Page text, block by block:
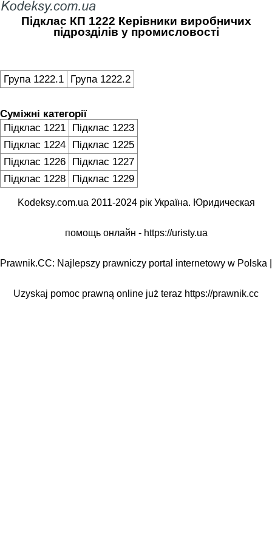
Підклас КП 1222 Керівники виробничих
підрозділів у промисловості
Група 1222.1 Група 1222.2
Суміжні категорії
Підклас 1221 Підклас 1223
Підклас 1224 Підклас 1225
Підклас 1226 Підклас 1227
Підклас 1228 Підклас 1229
Kodeksy.com.ua 2011-2024 рік Україна. Юридическая
помощь онлайн - https://uristy.ua
Prawnik.CC: Najlepszy prawniczy portal internetowy w Polska |
Uzyskaj pomoc prawną online już teraz https://prawnik.cc